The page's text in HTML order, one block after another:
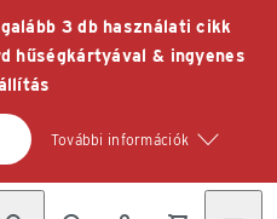
3 db használati cikk
hűségkártyával & ingyenes
További információk